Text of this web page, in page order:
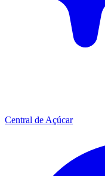
Central de Açúcar